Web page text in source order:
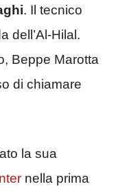
. Il tecnico
dell’Al-Hilal.
Beppe Marotta
di chiamare
la sua
nella prima